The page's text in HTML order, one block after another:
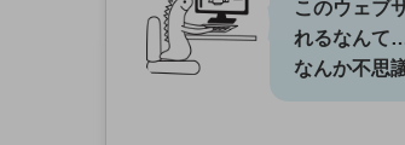
このウェブ
れるなんて
なんか不思